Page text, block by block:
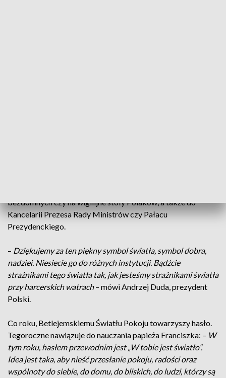
bezdomnych czy na wigilijne stoły Polaków, a także do
Kancelarii Prezesa Rady Ministrów czy Pałacu
Prezydenckiego.
– Dziękujemy za ten piękny symbol światła, symbol dobra,
nadziei. Niesiecie go do różnych instytucji. Bądźcie
strażnikami tego światła tak, jak jesteśmy strażnikami światła
przy harcerskich watrach– mówi Andrzej Duda, prezydent
Polski.
Co roku, Betlejemskiemu Światłu Pokoju towarzyszy hasło.
Tegoroczne nawiązuje do nauczania papieża Franciszka: – W
tym roku, hasłem przewodnim jest „W tobie jest światło”.
Idea jest taka, aby nieść przesłanie pokoju, radości oraz
wspólnoty do siebie, do domu, do bliskich, do ludzi, którzy są